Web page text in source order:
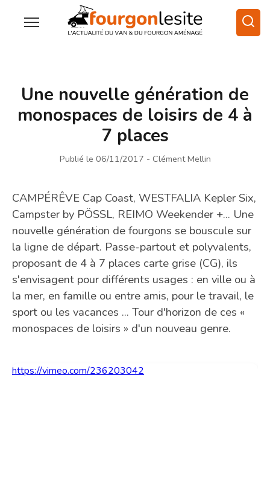
Une nouvelle génération de
monospaces de loisirs de 4 à
7 places
Publié le 06/11/2017 - Clément Mellin
CAMPÉRÊVE Cap Coast, WESTFALIA Kepler Six,
Campster by PÖSSL, REIMO Weekender +... Une
nouvelle génération de fourgons se bouscule sur
la ligne de départ. Passe-partout et polyvalents,
proposant de 4 à 7 places carte grise (CG), ils
s'envisagent pour différents usages : en ville ou à
la mer, en famille ou entre amis, pour le travail, le
sport ou les vacances ... Tour d'horizon de ces «
monospaces de loisirs » d'un nouveau genre.
https://vimeo.com/236203042